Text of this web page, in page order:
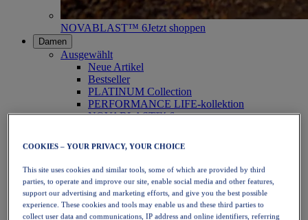
NOVABLAST™ 6Jetzt shoppen
Damen
Ausgewählt
Neue Artikel
Bestseller
PLATINUM Collection
PERFORMANCE LIFE-kollektion
NOVABLAST™ 6
Laufen
Trailrunning
Tennis
Volleyball
Handball
Padel
Korbball
COOKIES – YOUR PRIVACY, YOUR CHOICE
This site uses cookies and similar tools, some of which are provided by third
parties, to operate and improve our site, enable social media and other features,
support our advertising and marketing efforts, and give you the best possible
experience. These cookies and tools may enable us and these third parties to
collect user data and communications, IP address and online identifiers, referring